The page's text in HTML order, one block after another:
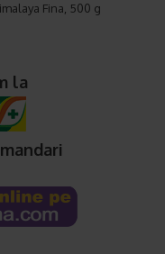
Fina, 500 g
la